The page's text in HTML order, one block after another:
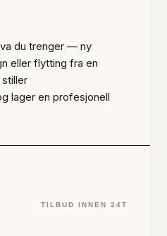
du trenger — ny
eller flytting fra en
lager en profesjonell
TILBUD INNEN 24T